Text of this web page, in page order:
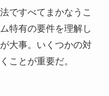
ですべてまかなうこ
特有の要件を理解し
大事。いくつかの対
ことが重要だ。